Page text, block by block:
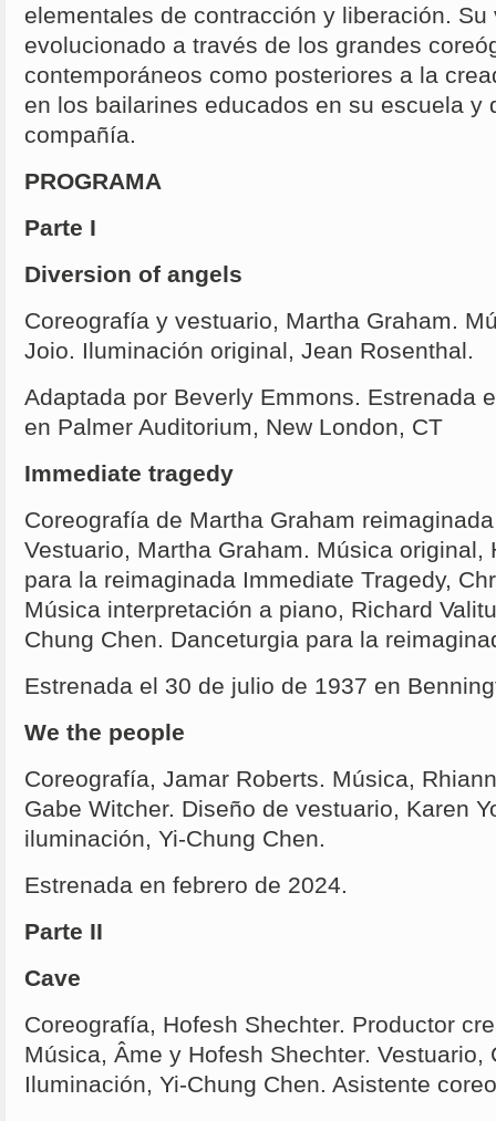
elementales de contracción y liberación. Su
evolucionado a través de los grandes
contemporáneos como posteriores a la
en los bailarines educados en su escuela y
compañía.
PROGRAMA
Parte I
Diversion of angels
Coreografía y vestuario, Martha Graham.
Joio. Iluminación original, Jean Rosenthal.
Adaptada por Beverly Emmons. Estrenada
en Palmer Auditorium, New London, CT
Immediate tragedy
Coreografía de Martha Graham
Vestuario, Martha Graham. Música original,
para la reimaginada Immediate Tragedy,
Música interpretación a piano, Richard
Chung Chen. Danceturgia para la
Estrenada el 30 de julio de 1937 en
We the people
Coreografía, Jamar Roberts. Música,
Gabe Witcher. Diseño de vestuario, Karen
iluminación, Yi-Chung Chen.
Estrenada en febrero de 2024.
Parte II
Cave
Coreografía, Hofesh Shechter. Productor
Música, Âme y Hofesh Shechter. Vestuario,
Iluminación, Yi-Chung Chen. Asistente